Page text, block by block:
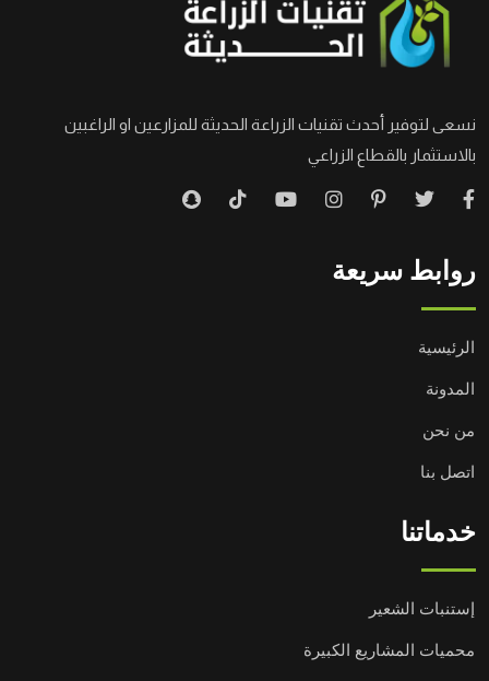
نسعى لتوفير أحدث تقنيات الزراعة الحديثة للمزارعين او الراغبين
بالاستثمار بالقطاع الزراعي
روابط سريعة
الرئيسية
المدونة
من نحن
اتصل بنا
خدماتنا
إستنبات الشعير
محميات المشاريع الكبيرة